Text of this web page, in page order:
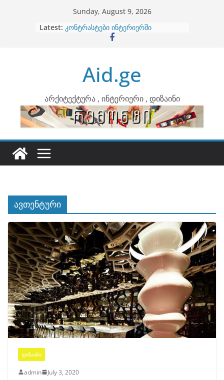
Sunday, August 9, 2026
Latest: ბინების გაერთიანება
კონტრასტები ინტერიერში
ინტერიერის დიზიანი
არტემიდი წარმოგიდგენთ
Aid.ge
არქიტექტურა , ინტერიერი , დიზაინი
ავთენტური
ᲓᲘᲖᲐᲘᲜᲘ
admin
July 3, 2020